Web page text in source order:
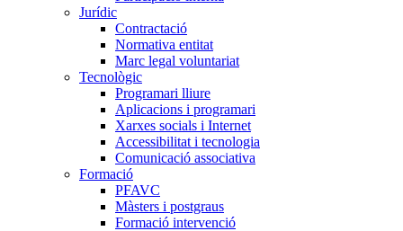
Jurídic
Contractació
Normativa entitat
Marc legal voluntariat
Tecnològic
Programari lliure
Aplicacions i programari
Xarxes socials i Internet
Accessibilitat i tecnologia
Comunicació associativa
Formació
PFAVC
Màsters i postgraus
Formació intervenció